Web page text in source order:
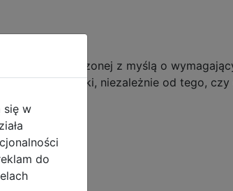
macie stworzonej z myślą o
rozgrywki, niezależnie od tego,
się w
do